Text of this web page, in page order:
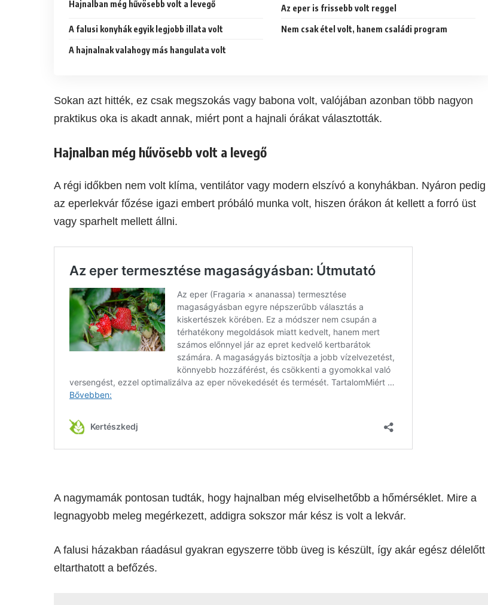
Hajnalban még hűvösebb volt a levegő Az eper is frissebb volt reggel
A falusi konyhák egyik legjobb illata volt Nem csak étel volt, hanem családi program
A hajnalnak valahogy más hangulata volt
Sokan azt hitték, ez csak megszokás vagy babona volt, valójában azonban több nagyon
praktikus oka is akadt annak, miért pont a hajnali órákat választották.
Hajnalban még hűvösebb volt a levegő
A régi időkben nem volt klíma, ventilátor vagy modern elszívó a konyhákban. Nyáron pedig
az eperlekvár főzése igazi embert próbáló munka volt, hiszen órákon át kellett a forró üst
vagy sparhelt mellett állni.
A nagymamák pontosan tudták, hogy hajnalban még elviselhetőbb a hőmérséklet. Mire a
legnagyobb meleg megérkezett, addigra sokszor már kész is volt a lekvár.
A falusi házakban ráadásul gyakran egyszerre több üveg is készült, így akár egész délelőtt
eltarthatott a befőzés.